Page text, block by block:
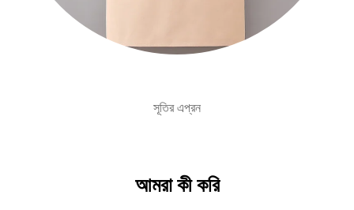
সূতির এপ্রন
আমরা কী করি